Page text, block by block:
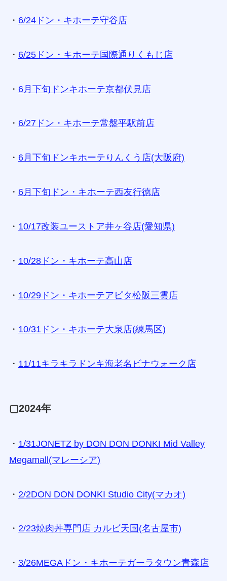
・ 6/24ドン・キホーテ守谷店
・ 6/25ドン・キホーテ国際通りくもじ店
・ 6月下旬ドンキホーテ京都伏見店
・ 6/27ドン・キホーテ常盤平駅前店
・ 6月下旬ドンキホーテりんくう店(大阪府)
・ 6月下旬ドン・キホーテ西友行徳店
・ 10/17改装ユーストア井ヶ谷店(愛知県)
・ 10/28ドン・キホーテ高山店
・ 10/29ドン・キホーテアピタ松阪三雲店
・ 10/31ドン・キホーテ大泉店(練馬区)
・ 11/11キラキラドンキ海老名ビナウォーク店
▢2024年
・ 1/31JONETZ by DON DON DONKI Mid Valley
Megamall(マレーシア)
・ 2/2DON DON DONKI Studio City(マカオ)
・ 2/23焼肉丼専門店 カルビ天国(名古屋市)
・ 3/26MEGAドン・キホーテガーラタウン青森店